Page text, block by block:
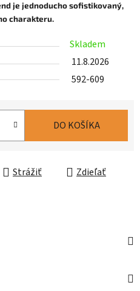
je jednoducho sofistikovaný,
charakteru.
Skladem
11.8.2026
592-609
DO KOŠÍKA
Strážiť Zdieľať